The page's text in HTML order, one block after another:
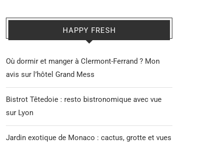
HAPPY FRESH
Où dormir et manger à Clermont-Ferrand ? Mon
avis sur l’hôtel Grand Mess
Bistrot Têtedoie : resto bistronomique avec vue
sur Lyon
Jardin exotique de Monaco : cactus, grotte et vues